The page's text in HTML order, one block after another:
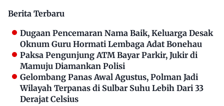
Berita Terbaru
Dugaan Pencemaran Nama Baik, Keluarga Desak
Oknum Guru Hormati Lembaga Adat Bonehau
Paksa Pengunjung ATM Bayar Parkir, Jukir di
Mamuju Diamankan Polisi
Gelombang Panas Awal Agustus, Polman Jadi
Wilayah Terpanas di Sulbar Suhu Lebih Dari 33
Derajat Celsius